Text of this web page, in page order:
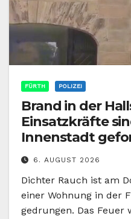
FÜRTH POLIZEI
Brand in der
Einsatzkräfte
Innenstadt
6. AUGUST 2026
Dichter Rauch ist am
einer Wohnung in der
gedrungen. Das Feuer